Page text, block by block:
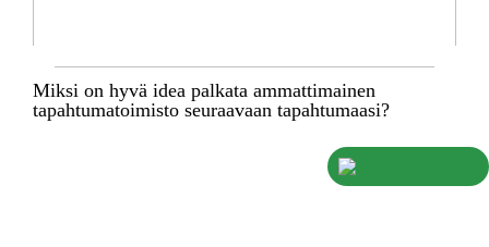
Miksi on hyvä idea palkata ammattimainen
tapahtumatoimisto seuraavaan tapahtumaasi?